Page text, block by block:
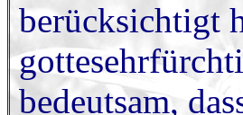
berücksichtigt
bedeutsam,